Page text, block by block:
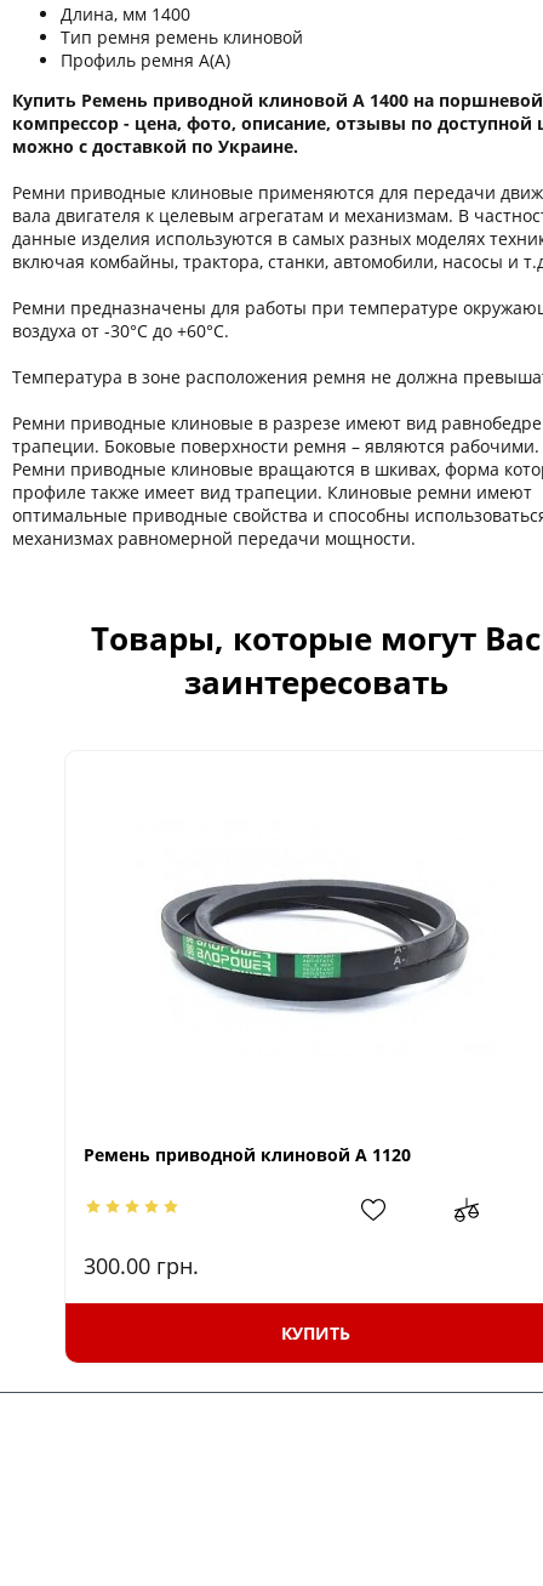
Длина, мм 1400
Тип ремня ремень клиновой
Профиль ремня А(А)
Купить Ремень приводной клиновой A 1400 на поршневой
компрессор - цена, фото, описание, отзывы по доступной
можно с доставкой по Украине.
Ремни приводные клиновые применяются для передачи
вала двигателя к целевым агрегатам и механизмам. В
данные изделия используются в самых разных моделях
включая комбайны, трактора, станки, автомобили, насосы и
Ремни предназначены для работы при температуре
воздуха от -30°С до +60°С.
Температура в зоне расположения ремня не должна
Ремни приводные клиновые в разрезе имеют вид
трапеции. Боковые поверхности ремня – являются рабочими.
Ремни приводные клиновые вращаются в шкивах, форма
профиле также имеет вид трапеции. Клиновые ремни имеют
оптимальные приводные свойства и способны
механизмах равномерной передачи мощности.
Товары, которые могут Вас
заинтересовать
Ремень приводной клиновой A 1120
300.00 грн.
КУПИТЬ